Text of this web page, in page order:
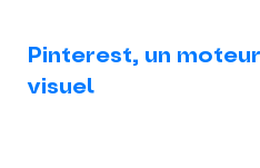
Pinterest, un
visuel